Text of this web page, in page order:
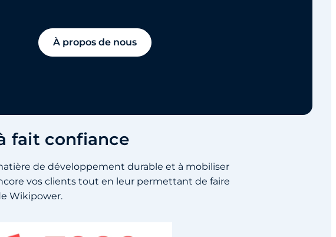
À propos de nous
fait confiance
de développement durable et à mobiliser
vos clients tout en leur permettant de faire
Wikipower.